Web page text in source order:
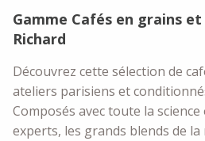
Gamme Cafés en grains
Richard
Découvrez cette sélection de
ateliers parisiens et
Composés avec toute la
experts, les grands blends de la